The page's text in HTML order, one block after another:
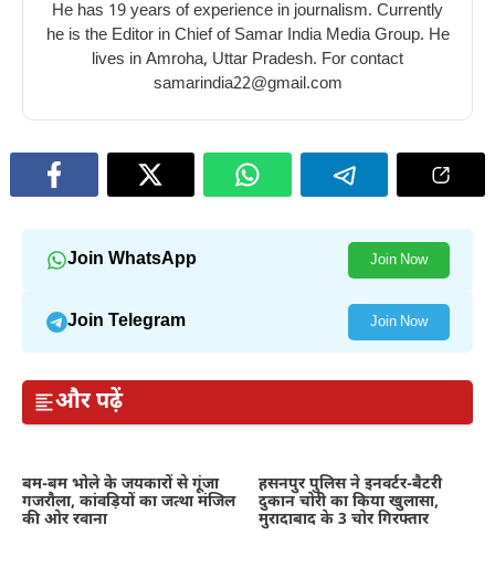
He has 19 years of experience in journalism. Currently
he is the Editor in Chief of Samar India Media Group. He
lives in Amroha, Uttar Pradesh. For contact
samarindia22@gmail.com
Join WhatsApp Join Now
Join Telegram Join Now
और पढ़ें
बम-बम भोले के जयकारों से गूंजा
गजरौला, कांवड़ियों का जत्था मंजिल
की ओर रवाना
हसनपुर पुलिस ने इनवर्टर-बैटरी
दुकान चोरी का किया खुलासा,
मुरादाबाद के 3 चोर गिरफ्तार